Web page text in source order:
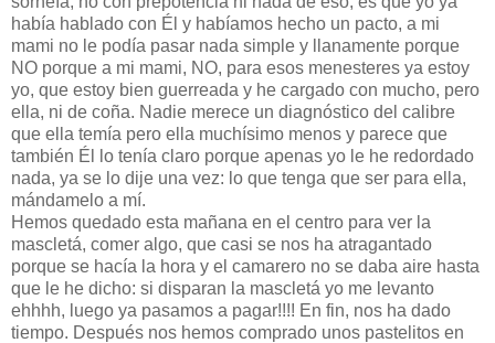
había hablado con Él y habíamos hecho un pacto, a mi
mami no le podía pasar nada simple y llanamente porque
NO porque a mi mami, NO, para esos menesteres ya estoy
yo, que estoy bien guerreada y he cargado con mucho, pero
ella, ni de coña. Nadie merece un diagnóstico del calibre
que ella temía pero ella muchísimo menos y parece que
también Él lo tenía claro porque apenas yo le he redordado
nada, ya se lo dije una vez: lo que tenga que ser para ella,
mándamelo a mí.
Hemos quedado esta mañana en el centro para ver la
mascletá, comer algo, que casi se nos ha atragantado
porque se hacía la hora y el camarero no se daba aire hasta
que le he dicho: si disparan la mascletá yo me levanto
ehhhh, luego ya pasamos a pagar!!!! En fin, nos ha dado
tiempo. Después nos hemos comprado unos pastelitos en